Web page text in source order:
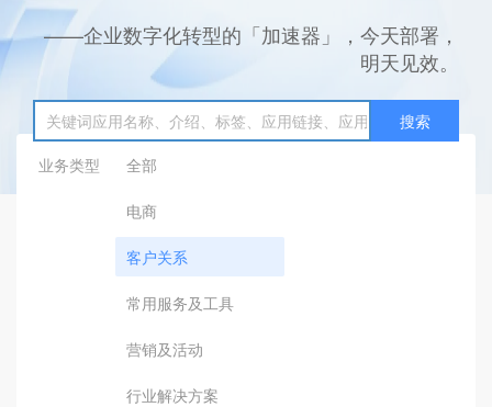
——企业数字化转型的「加速器」，今天部署，
明天见效。
搜索
业务类型
全部
电商
客户关系
常用服务及工具
营销及活动
行业解决方案